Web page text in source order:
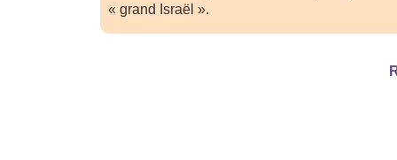
« grand Israël ».